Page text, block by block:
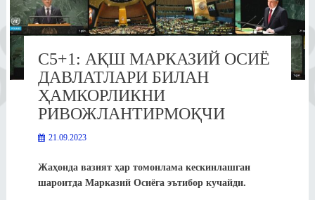
С5+1: АҚШ МАРКАЗИЙ ОСИЁ
ДАВЛАТЛАРИ БИЛАН
ҲАМКОРЛИКНИ
РИВОЖЛАНТИРМОҚЧИ
21.09.2023
Жаҳонда вазият ҳар томонлама кескинлашган
шароитда Марказий Осиёга эътибор кучайди.